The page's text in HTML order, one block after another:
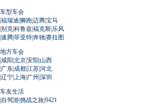
车型车会
|福瑞迪|狮跑|迈腾|宝马
|别克|科鲁兹|福克斯|乐风
|速腾|菲亚特|奔驰|赛拉图
地方车会
|咸阳|北京|安阳|山西
|广东|成都|江苏|河北
|辽宁| 上海|广州 |深圳
车友生活
|自驾游|挑战之旅|9421